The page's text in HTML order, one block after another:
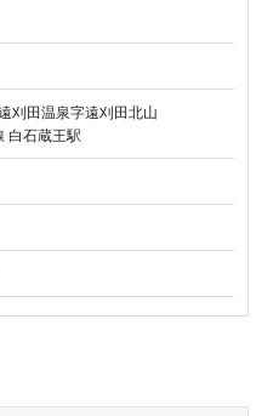
刈田温泉字遠刈田北山
白石蔵王駅